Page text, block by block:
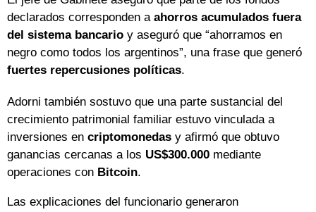
declarados corresponden a ahorros acumulados fuera
del sistema bancario y aseguró que “ahorramos en
negro como todos los argentinos”, una frase que generó
fuertes repercusiones políticas.
Adorni también sostuvo que una parte sustancial del
crecimiento patrimonial familiar estuvo vinculada a
inversiones en criptomonedas y afirmó que obtuvo
ganancias cercanas a los US$300.000 mediante
operaciones con Bitcoin.
Las explicaciones del funcionario generaron